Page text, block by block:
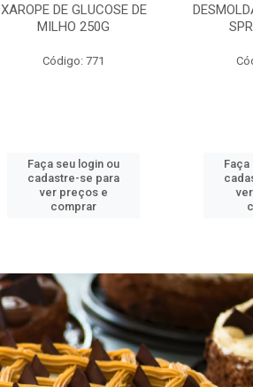
XAROPE DE GLUCOSE DE
MILHO 250G
Código: 771
Faça seu login ou
cadastre-se para
ver preços e
comprar
Faça